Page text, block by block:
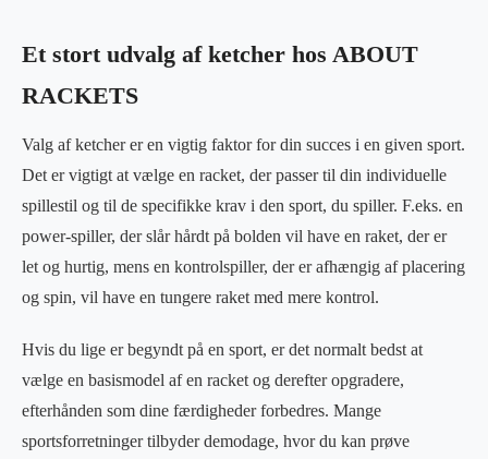
Et stort udvalg af ketcher hos ABOUT
RACKETS
Valg af ketcher er en vigtig faktor for din succes i en given sport.
Det er vigtigt at vælge en racket, der passer til din individuelle
spillestil og til de specifikke krav i den sport, du spiller. F.eks. en
power-spiller, der slår hårdt på bolden vil have en raket, der er
let og hurtig, mens en kontrolspiller, der er afhængig af placering
og spin, vil have en tungere raket med mere kontrol.
Hvis du lige er begyndt på en sport, er det normalt bedst at
vælge en basismodel af en racket og derefter opgradere,
efterhånden som dine færdigheder forbedres. Mange
sportsforretninger tilbyder demodage, hvor du kan prøve